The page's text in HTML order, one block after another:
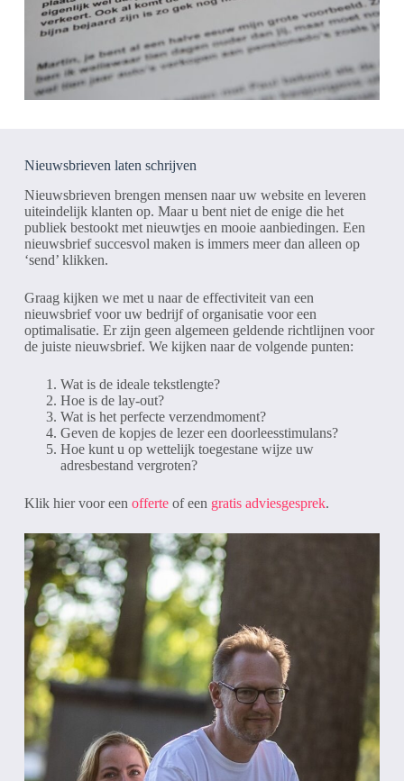
Nieuwsbrieven laten schrijven
Nieuwsbrieven brengen mensen naar uw website en leveren
uiteindelijk klanten op. Maar u bent niet de enige die het
publiek bestookt met nieuwtjes en mooie aanbiedingen. Een
nieuwsbrief succesvol maken is immers meer dan alleen op
‘send’ klikken.
Graag kijken we met u naar de effectiviteit van een
nieuwsbrief voor uw bedrijf of organisatie voor een
optimalisatie. Er zijn geen algemeen geldende richtlijnen voor
de juiste nieuwsbrief. We kijken naar de volgende punten:
Wat is de ideale tekstlengte?
Hoe is de lay-out?
Wat is het perfecte verzendmoment?
Geven de kopjes de lezer een doorleesstimulans?
Hoe kunt u op wettelijk toegestane wijze uw
adresbestand vergroten?
Klik hier voor een offerteof een gratis adviesgesprek.